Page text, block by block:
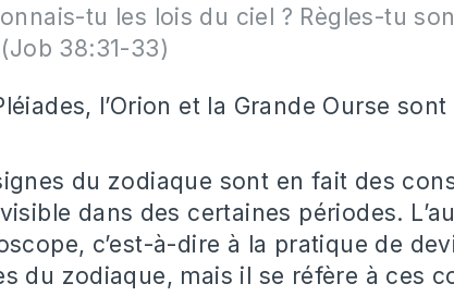
tu les lois du ciel ? Règles-tu
38:31-33)
l’Orion et la Grande Ourse
du zodiaque sont en fait des
dans des certaines périodes.
c’est-à-dire à la pratique de
du zodiaque, mais il se réfère à ces